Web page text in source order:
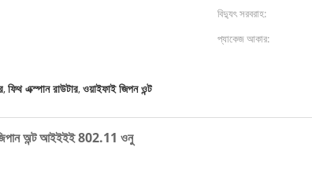
বিদ্যুৎ সরবরাহ:
প্যাকেজ আকার:
,ফিথ এক্স্পান রাউটার,ওয়াইফাই জিপন ওন্ট
জিপান অন্ট আইইইই 802.11 ওনু